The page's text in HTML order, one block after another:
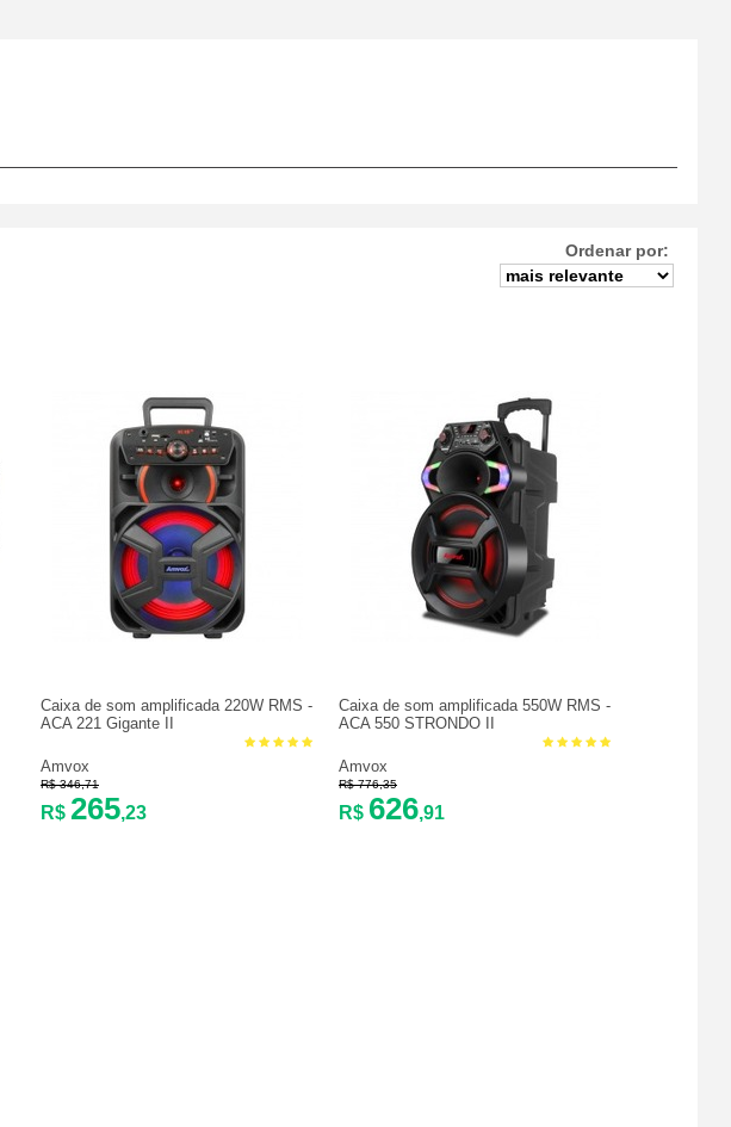
Ordenar por:
Caixa de som amplificada 220W RMS -
ACA 221 Gigante II
Amvox
R$ 346,71
R$ 265,23
Caixa de som amplificada 550W RMS -
ACA 550 STRONDO II
Amvox
R$ 776,35
R$ 626,91